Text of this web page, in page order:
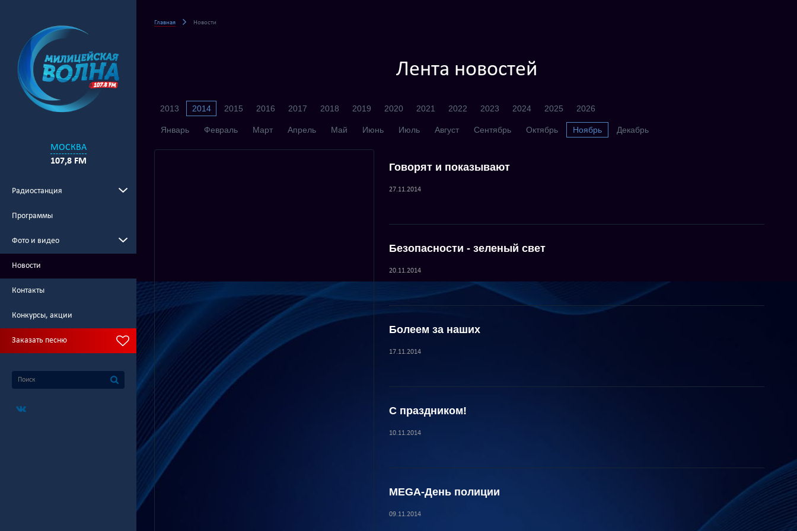
МОСКВА
107,8 FM
Радиостанция
Программы
Фото и видео
Новости
Контакты
Конкурсы, акции
Заказать песню
Главная Новости
Лента новостей
2013 2014 2015 2016 2017 2018 2019 2020 2021 2022 2023 2024 2025 2026
Январь Февраль Март Апрель Май Июнь Июль Август Сентябрь Октябрь Ноябрь Декабрь
Говорят и показывают
27.11.2014
Безопасности - зеленый свет
20.11.2014
Болеем за наших
17.11.2014
С праздником!
10.11.2014
MEGA-День полиции
09.11.2014